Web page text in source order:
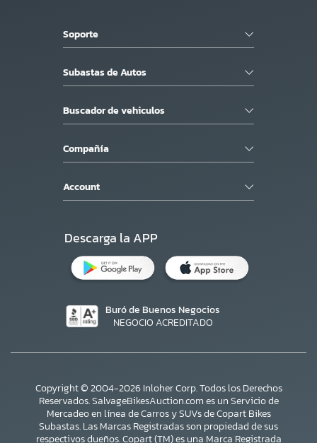
Soporte
Subastas de Autos
Buscador de vehiculos
Compañía
Account
Descarga la APP
Buró de Buenos Negocios
NEGOCIO ACREDITADO
Copyright © 2004-2026 Inloher Corp. Todos los Derechos
Reservados. SalvageBikesAuction.com es un Servicio de
Mercadeo en línea de Carros y SUVs de Copart Bikes
Subastas. Las Marcas Registradas son propiedad de sus
respectivos dueños. Copart (TM) es una Marca Registrada